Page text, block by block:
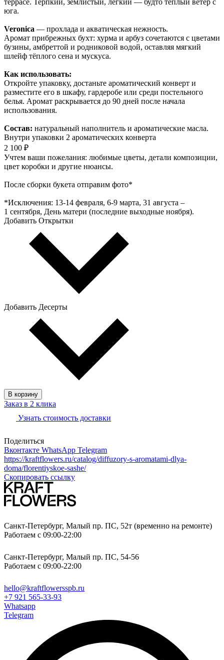
террасе. Терпкий, землистый, лёгкий — будто тёплый ветер с
юга.
Veronica — прохлада и акватическая нежность.
Аромат прибрежных бухт: хурма и арбуз сочетаются с цветами
бузины, амбреттой и родниковой водой, оставляя мягкий
шлейф тёплого сена и мускуса.
Как использовать:
Откройте упаковку, достаньте ароматический конверт и
разместите его в шкафу, гардеробе или среди постельного
белья. Аромат раскрывается до 90 дней после начала
использования.
Состав: натуральный наполнитель и ароматические масла.
Внутри упаковки 2 ароматических конверта
2 100 ₽
Учтем ваши пожелания: любимые цветы, детали композиции,
цвет коробки и другие нюансы.
После сборки букета отправим фото*
*Исключения: 13‑14 февраля, 6‑9 марта, 31 августа –
1 сентября, День матери (последние выходные ноября).
Добавить Открытки
Добавить Десерты
В корзину
Заказ в 2 клика
Узнать стоимость доставки
Поделиться
Вконтакте WhatsApp Telegram
https://kraftflowers.ru/catalog/diffuzory-s-aromatami-dlya-
doma/florentiyskoe-sashe/
Скопировать ссылку
Санкт-Петербург, Малый пр. ПС, 52т (временно на ремонте)
Работаем с 09:00-22:00
Санкт-Петербург, Малый пр. ПС, 54-56
Работаем с 09:00-22:00
hello@kraftflowersspb.ru
+7 921 565-33-93
Whatsapp
Telegram